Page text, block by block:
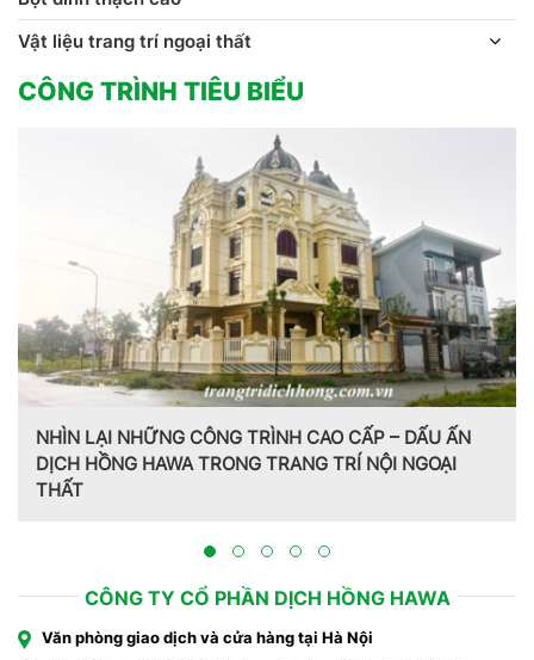
Vật liệu trang trí ngoại thất
CÔNG TRÌNH TIÊU BIỂU
NHÌN LẠI NHỮNG CÔNG TRÌNH CAO CẤP – DẤU ẤN
DỊCH HỒNG HAWA TRONG TRANG TRÍ NỘI NGOẠI
THẤT
CÔNG TY CỔ PHẦN DỊCH HỒNG HAWA
Văn phòng giao dịch và cửa hàng tại Hà Nội